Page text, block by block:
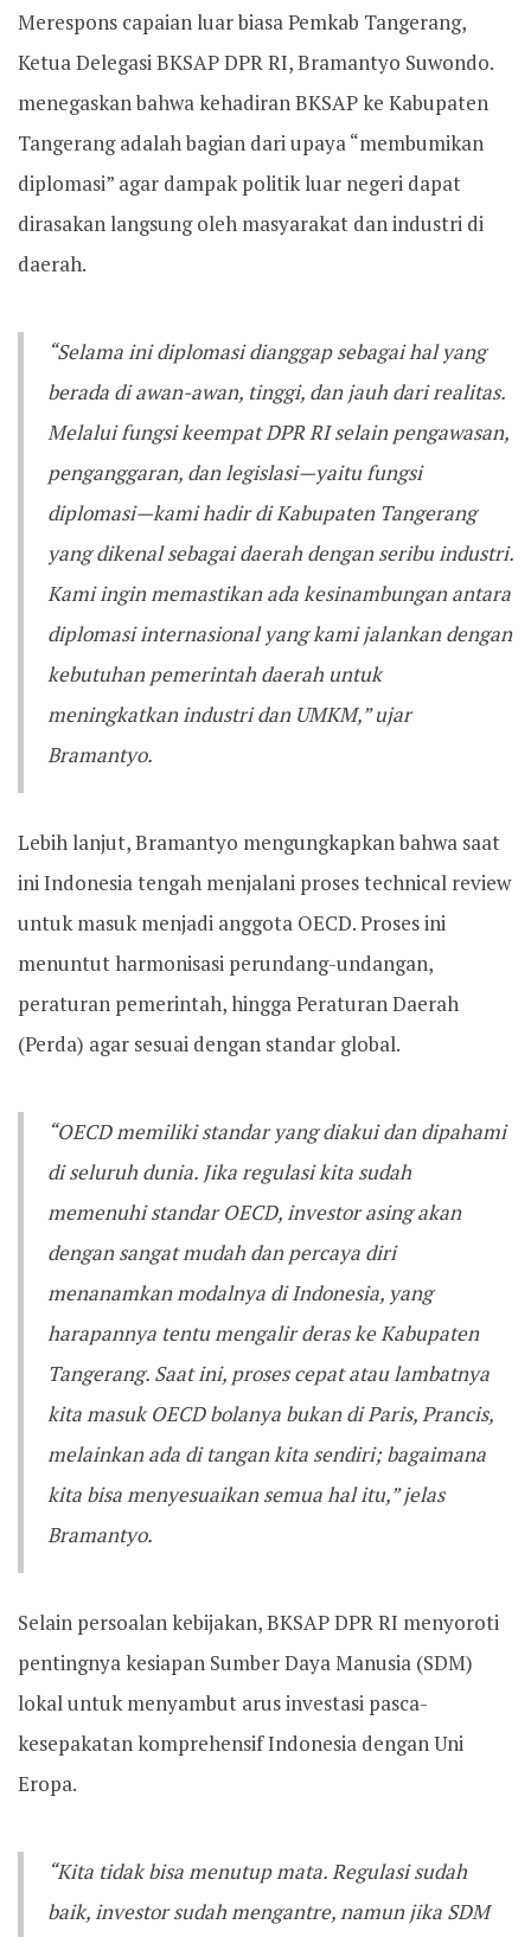
Merespons capaian luar biasa Pemkab Tangerang,
Ketua Delegasi BKSAP DPR RI, Bramantyo Suwondo.
menegaskan bahwa kehadiran BKSAP ke Kabupaten
Tangerang adalah bagian dari upaya “membumikan
diplomasi” agar dampak politik luar negeri dapat
dirasakan langsung oleh masyarakat dan industri di
daerah.
“Selama ini diplomasi dianggap sebagai hal yang
berada di awan-awan, tinggi, dan jauh dari realitas.
Melalui fungsi keempat DPR RI selain pengawasan,
penganggaran, dan legislasi—yaitu fungsi
diplomasi—kami hadir di Kabupaten Tangerang
yang dikenal sebagai daerah dengan seribu industri.
Kami ingin memastikan ada kesinambungan antara
diplomasi internasional yang kami jalankan dengan
kebutuhan pemerintah daerah untuk
meningkatkan industri dan UMKM,” ujar
Bramantyo.
Lebih lanjut, Bramantyo mengungkapkan bahwa saat
ini Indonesia tengah menjalani proses technical review
untuk masuk menjadi anggota OECD. Proses ini
menuntut harmonisasi perundang-undangan,
peraturan pemerintah, hingga Peraturan Daerah
(Perda) agar sesuai dengan standar global.
“OECD memiliki standar yang diakui dan dipahami
di seluruh dunia. Jika regulasi kita sudah
memenuhi standar OECD, investor asing akan
dengan sangat mudah dan percaya diri
menanamkan modalnya di Indonesia, yang
harapannya tentu mengalir deras ke Kabupaten
Tangerang. Saat ini, proses cepat atau lambatnya
kita masuk OECD bolanya bukan di Paris, Prancis,
melainkan ada di tangan kita sendiri; bagaimana
kita bisa menyesuaikan semua hal itu,” jelas
Bramantyo.
Selain persoalan kebijakan, BKSAP DPR RI menyoroti
pentingnya kesiapan Sumber Daya Manusia (SDM)
lokal untuk menyambut arus investasi pasca-
kesepakatan komprehensif Indonesia dengan Uni
Eropa.
“Kita tidak bisa menutup mata. Regulasi sudah
baik, investor sudah mengantre, namun jika SDM